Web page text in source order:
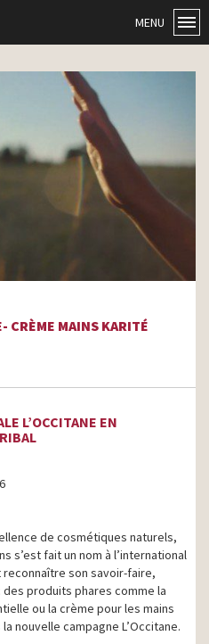
MENU
CRÈME MAINS KARITÉ
L’OCCITANE EN
de cosmétiques naturels,
s’est fait un nom à l’international
son savoir-faire,
produits phares comme la
ou la crème pour les mains
nouvelle campagne L’Occitane.